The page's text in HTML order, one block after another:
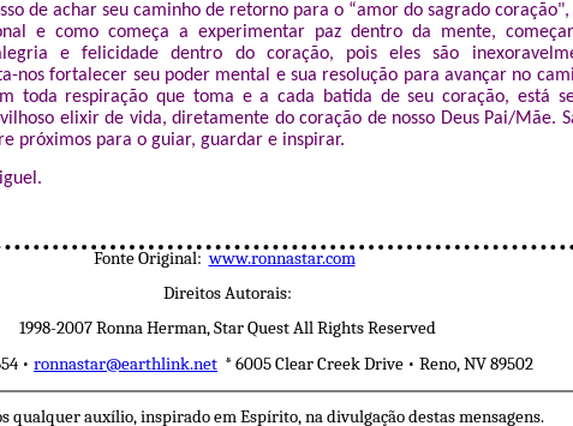
de achar seu caminho de retorno para o “amor do sagrado
e como começa a experimentar paz dentro da mente,
e felicidade dentro do coração, pois eles são
nos fortalecer seu poder mental e sua resolução para avançar no
toda respiração que toma e a cada batida de seu coração, está
elixir de vida, diretamente do coração de nosso Deus Pai/Mãe.
próximos para o guiar, guardar e inspirar.
Fonte Original:www.ronnastar.com
Direitos Autorais:
1998-2007 Ronna Herman, Star Quest All Rights Reserved
• ronnastar@earthlink.net * 6005 Clear Creek Drive • Reno, NV 89502
qualquer auxílio, inspirado em Espírito, na divulgação destas mensagens.